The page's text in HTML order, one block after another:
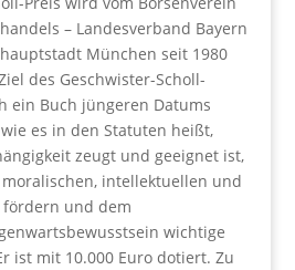
– Landesverband Bayern
München seit 1980
des Geschwister-Scholl-
ein Buch jüngeren Datums
es in den Statuten heißt,
zeugt und geeignet ist,
intellektuellen und
und dem
wichtige
ist mit 10.000 Euro dotiert. Zu